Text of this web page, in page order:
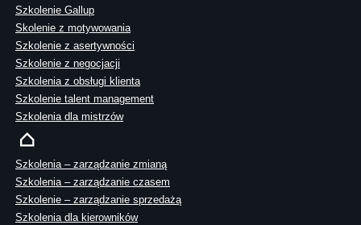
Szkolenie Gallup
Skolenie z motywowania
Szkolenie z asertywności
Szkolenie z negocjacji
Szkolenia z obsługi klienta
Szkolenie talent management
Szkolenia dla mistrzów
Szkolenia – zarządzanie zmianą
Szkolenia – zarządzanie czasem
Szkolenie – zarządzanie sprzedażą
Szkolenia dla kierowników